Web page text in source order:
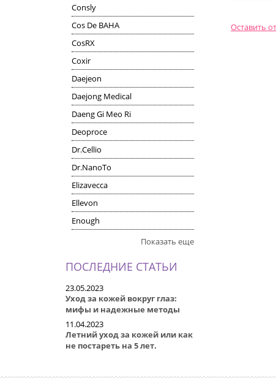
Consly
Cos De BAHA
CosRX
Coxir
Daejeon
Daejong Medical
Daeng Gi Meo Ri
Deoproce
Dr.Cellio
Dr.NanoTo
Elizavecca
Ellevon
Enough
Показать еще
ПОСЛЕДНИЕ СТАТЬИ
23.05.2023
Уход за кожей вокруг глаз:
мифы и надежные методы
11.04.2023
Летний уход за кожей или как
не постареть на 5 лет.
Оставить